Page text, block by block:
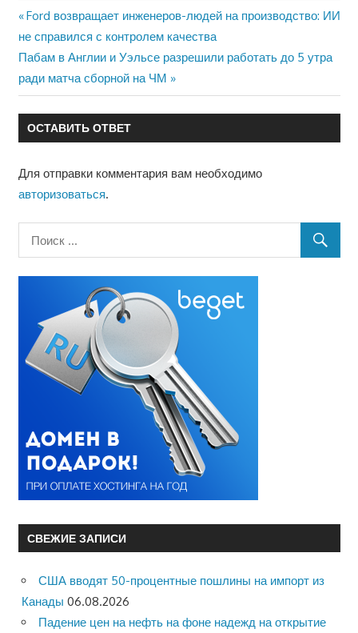
Навигация
по
записям
Предыдущая
запись:
Ford возвращает инженеров-людей на производство: ИИ
не справился с контролем качества
Следующая
запись:
Пабам в Англии и Уэльсе разрешили работать до 5 утра
ради матча сборной на ЧМ
ОСТАВИТЬ ОТВЕТ
Для отправки комментария вам необходимо
авторизоваться.
СВЕЖИЕ ЗАПИСИ
США вводят 50-процентные пошлины на импорт из
Канады 06.08.2026
Падение цен на нефть на фоне надежд на открытие